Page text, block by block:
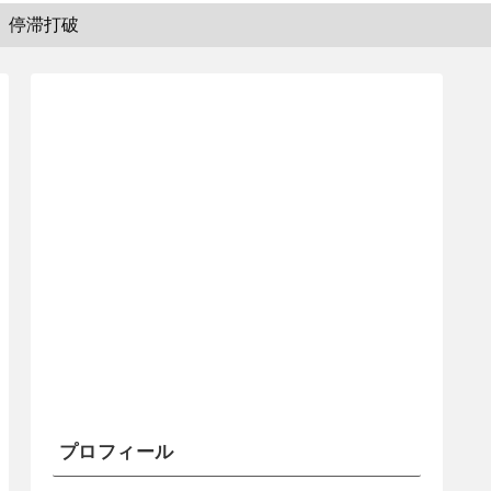
停滞打破
プロフィール